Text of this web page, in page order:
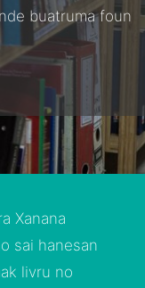
buatruma foun
Xanana
sai hanesan
livru no